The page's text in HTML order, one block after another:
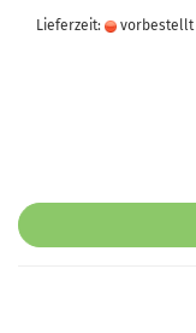
Lieferzeit: vorbestellt